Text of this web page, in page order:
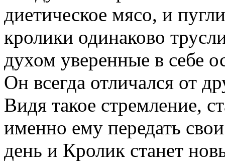
диетическое мясо, и
кролики одинаково
духом уверенные в себе
Он всегда отличался от
Видя такое стремление,
именно ему передать
день и Кролик станет